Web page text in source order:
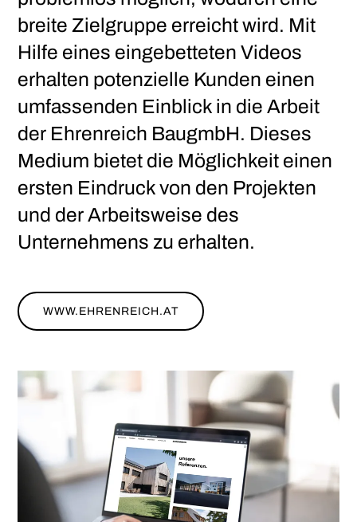
breite Zielgruppe erreicht wird. Mit
Hilfe eines eingebetteten Videos
erhalten potenzielle Kunden einen
umfassenden Einblick in die Arbeit
der Ehrenreich BaugmbH. Dieses
Medium bietet die Möglichkeit einen
ersten Eindruck von den Projekten
und der Arbeitsweise des
Unternehmens zu erhalten.
WWW.EHRENREICH.AT
HEY, CHECK IT OUT